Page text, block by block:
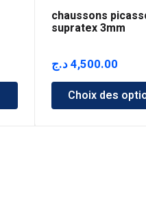
chaussons
supratex 3mm
4,500.00د.ج
Choix des